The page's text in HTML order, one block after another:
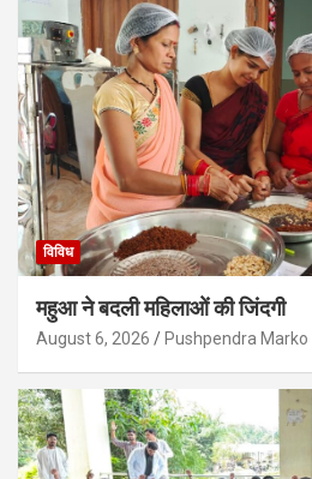
विविध
महुआ ने बदली महिलाओं की जिंदगी
August 6, 2026 Pushpendra Marko